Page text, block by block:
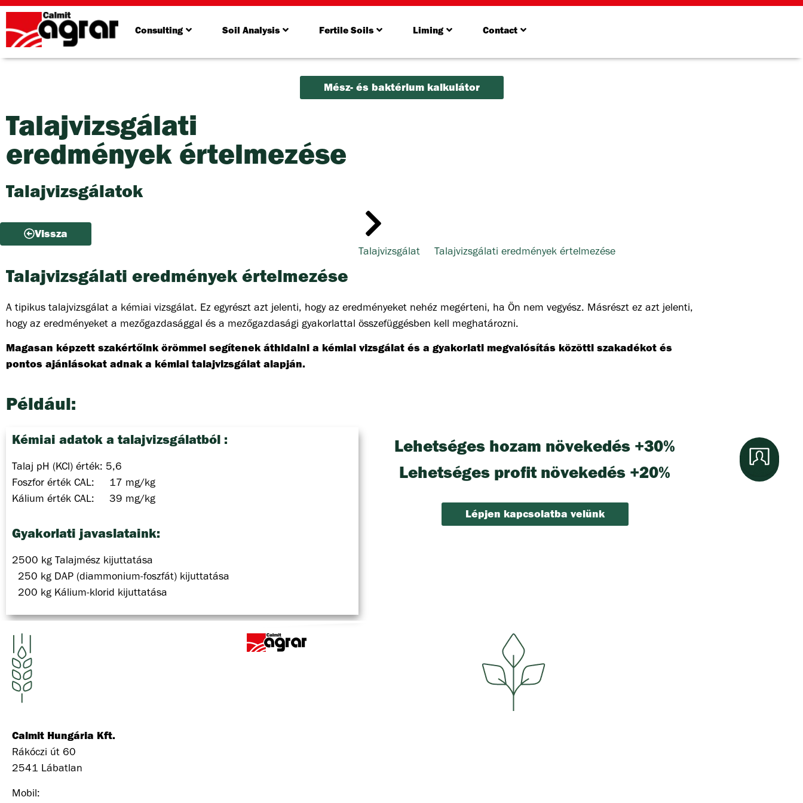
Consulting Soil Analysis Fertile Soils Liming Contact
Mész- és baktérium kalkulátor
Talajvizsgálati
eredmények értelmezése
Talajvizsgálatok
Vissza
Talajvizsgálat Talajvizsgálati eredmények értelmezése
Talajvizsgálati eredmények értelmezése
A tipikus talajvizsgálat a kémiai vizsgálat. Ez egyrészt azt jelenti, hogy az eredményeket nehéz megérteni, ha Ön nem vegyész. Másrészt ez azt jelenti,
hogy az eredményeket a mezőgazdasággal és a mezőgazdasági gyakorlattal összefüggésben kell meghatározni.
Magasan képzett szakértőink örömmel segítenek áthidalni a kémiai vizsgálat és a gyakorlati megvalósítás közötti szakadékot és
pontos ajánlásokat adnak a kémiai talajvizsgálat alapján.
Például:
Kémiai adatok a talajvizsgálatból :
Talaj pH (KCl) érték: 5,6
Foszfor érték CAL: 17 mg/kg
Kálium érték CAL: 39 mg/kg
Gyakorlati javaslataink:
2500 kg Talajmész kijuttatása
250 kg DAP (diammonium-foszfát) kijuttatása
200 kg Kálium-klorid kijuttatása
Lehetséges hozam növekedés +30%
Lehetséges profit növekedés +20%
Lépjen kapcsolatba velünk
Calmit Hungária Kft.
Rákóczi út 60
2541 Lábatlan
Mobil: